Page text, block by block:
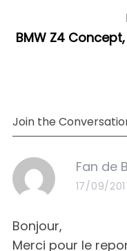
BMW Z4
Join the
s
a
:
Fan de
17/09/
Bonjour,
Merci pour le